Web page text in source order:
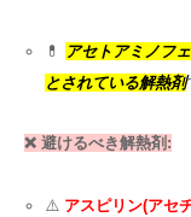
💊 アセトアミノフ
とされている解熱剤
❌ 避けるべき解熱剤:
⚠️ アスピリン(アセ